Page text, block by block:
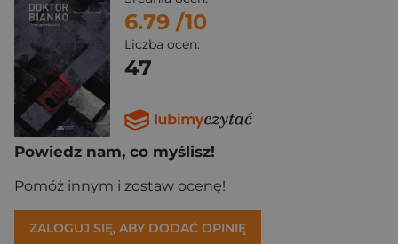
6.79 /10
Liczba ocen:
47
Powiedz nam, co myślisz!
Pomóż innym i zostaw ocenę!
ZALOGUJ SIĘ, ABY DODAĆ OPINIĘ